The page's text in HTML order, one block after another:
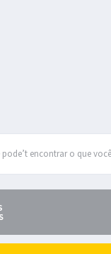
pode’t encontrar o que